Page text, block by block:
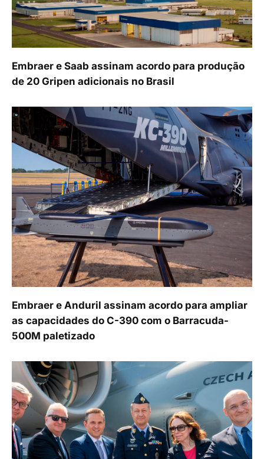
Embraer e Saab assinam acordo para produção
de 20 Gripen adicionais no Brasil
Embraer e Anduril assinam acordo para ampliar
as capacidades do C-390 com o Barracuda-
500M paletizado